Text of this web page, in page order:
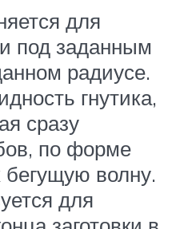
для
под заданным
радиусе.
гнутика,
сразу
по форме
волну.
для